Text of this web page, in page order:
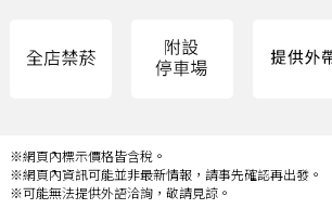
※網頁內標示價格皆含稅。
※網頁內資訊可能並非最新情報，請事先確認再出發。
※可能無法提供外語洽詢，敬請見諒。